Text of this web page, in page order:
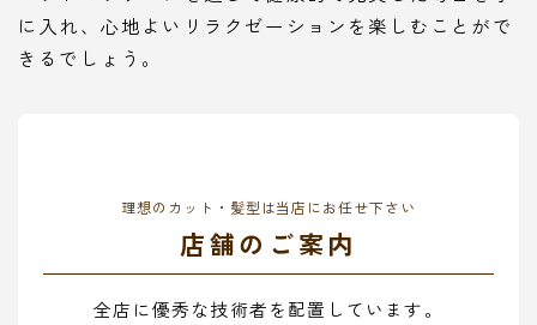
に入れ、心地よいリラクゼーションを楽しむことがで
きるでしょう。
理想のカット・髪型は当店にお任せ下さい
店舗のご案内
全店に優秀な技術者を配置しています。